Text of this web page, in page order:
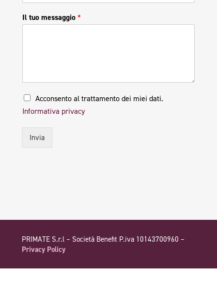
Il tuo messaggio*
P
r
i
v
Acconsento al trattamento dei miei dati.
Informativa privacy
Invia
PRIMATE S.r.l – Società Benefit P.iva 10143700960 –
Privacy Policy